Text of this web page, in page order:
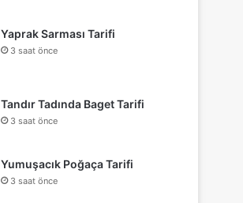
Yaprak Sarması Tarifi
3 saat önce
Tandır Tadında Baget Tarifi
3 saat önce
Yumuşacık Poğaça Tarifi
3 saat önce